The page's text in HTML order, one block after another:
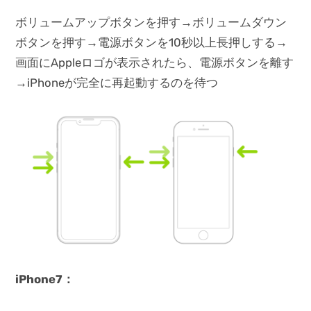
ボリュームアップボタンを押す→ボリュームダウン
ボタンを押す→電源ボタンを10秒以上長押しする→
画面にAppleロゴが表示されたら、電源ボタンを離す
→iPhoneが完全に再起動するのを待つ
iPhone7：